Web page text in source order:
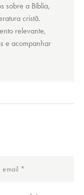
sobre a Bíblia,
cristã.
relevante,
e acompanhar